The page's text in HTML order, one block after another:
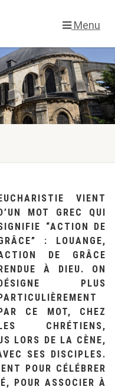
Menu
VIENT
MOT GREC QUI
“ACTION DE
: LOUANGE,
DE GRÂCE
À DIEU. ON
PLUS
CE MOT, CHEZ
CHRÉTIENS,
LORS DE LA CÈNE,
SES DISCIPLES.
POUR CÉLÉBRER
POUR ASSOCIER À